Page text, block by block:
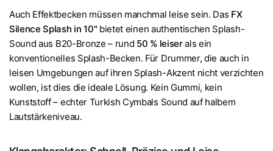
Auch Effektbecken müssen manchmal leise sein. Das FX
Silence Splash in 10" bietet einen authentischen Splash-
Sound aus B20-Bronze – rund 50 % leiserals ein
konventionelles Splash-Becken. Für Drummer, die auch in
leisen Umgebungen auf ihren Splash-Akzent nicht verzichten
wollen, ist dies die ideale Lösung. Kein Gummi, kein
Kunststoff – echter Turkish Cymbals Sound auf halbem
Lautstärkeniveau.